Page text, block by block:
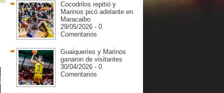
Cocodrilos repitió y
Marinos picó adelante en
Maracaibo
29/05/2026 - 0
Comentarios
Guaiqueríes y Marinos
ganaron de visitantes
30/04/2026 - 0
Comentarios